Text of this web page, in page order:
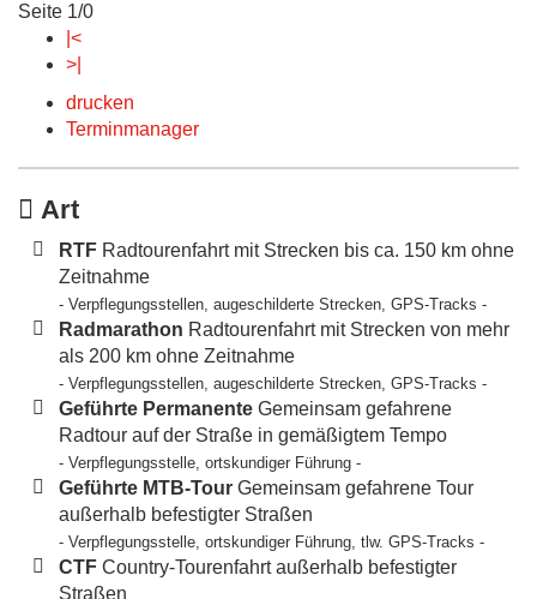
Seite 1/0
|<
>|
drucken
Terminmanager
Art
RTF Radtourenfahrt mit Strecken bis ca. 150 km ohne
Zeitnahme
- Verpflegungsstellen, augeschilderte Strecken, GPS-Tracks -
Radmarathon Radtourenfahrt mit Strecken von mehr
als 200 km ohne Zeitnahme
- Verpflegungsstellen, augeschilderte Strecken, GPS-Tracks -
Geführte Permanente Gemeinsam gefahrene
Radtour auf der Straße in gemäßigtem Tempo
- Verpflegungsstelle, ortskundiger Führung -
Geführte MTB-Tour Gemeinsam gefahrene Tour
außerhalb befestigter Straßen
- Verpflegungsstelle, ortskundiger Führung, tlw. GPS-Tracks -
CTF Country-Tourenfahrt außerhalb befestigter
Straßen